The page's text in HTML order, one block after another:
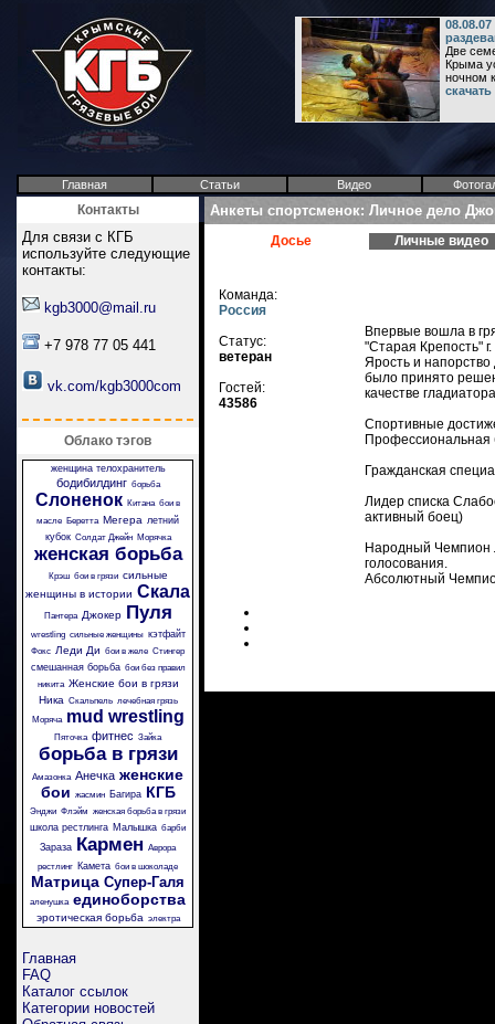
Две
Крыма
ночном
Главная Статьи Видео
Контакты
Для связи с КГБ
используйте следующие
контакты:
kgb3000@mail.ru
+7 978 77 05 441
vk.com/kgb3000com
Облако тэгов
женщина телохранитель
бодибилдинг борьба
Слоненок Китана бои в
масле Беретта Мегера летний
кубок Солдат Джейн Морячка
женская борьба
Крэш бои в грязи сильные
женщины в истории Скала
Пантера Джокер Пуля
wrestling сильные женщины кэтфайт
Фокс Леди Ди бои в желе Стингер
смешанная борьба бои без правил
никита Женские бои в грязи
Ника Скальпель лечебная грязь
Моряча
mud wrestling
Пяточка фитнес Зайка
борьба в грязи
Амазонка Анечка женские
бои жасмин Багира КГБ
Энджи Флэйм женская борьба в грязи
школа рестлинга Малышка барби
Зараза Кармен Аврора
рестлинг Камета бои в шоколаде
Матрица Супер-Галя
аленушка единоборства
эротическая борьба электра
Главная
FAQ
Каталог ссылок
Категории новостей
Анкеты спортсменок: Личное дело
Досье Личные видео
Команда:
Россия
Статус:
ветеран
Гостей:
43586
Впервые вошла в
"Старая Крепость"
Ярость и
было принято
качестве
Спортивные
Профессиональная
Гражданская
Лидер списка
активный боец)
Народный Чемпион
голосования.
Абсолютный